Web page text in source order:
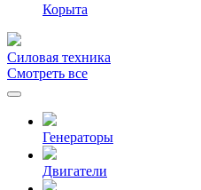
Корыта
Силовая техника
Смотреть все
Генераторы
Двигатели